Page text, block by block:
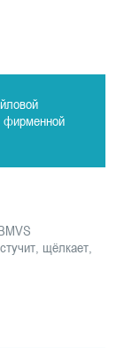
фирменной
щёлкает,